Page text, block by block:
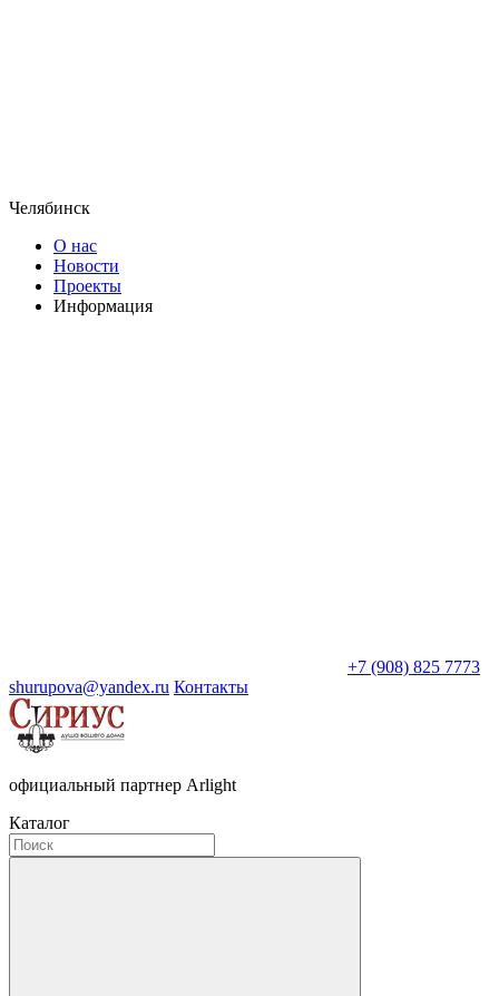
Челябинск
О нас
Новости
Проекты
Информация
+7 (908) 825 7773
shurupova@yandex.ru Контакты
официальный партнер Arlight
Каталог